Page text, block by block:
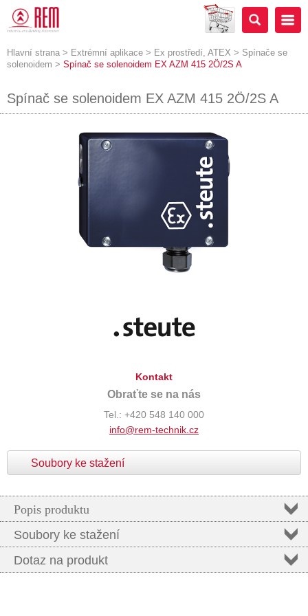
Hlavní strana > Extrémní aplikace > Ex prostředí, ATEX > Spínače se
solenoidem > Spínač se solenoidem EX AZM 415 2Ö/2S A
Spínač se solenoidem EX AZM 415 2Ö/2S A
Kontakt
Obraťte se na nás
Tel.: +420 548 140 000
info@rem-technik.cz
Soubory ke stažení
Popis produktu
Soubory ke stažení
Dotaz na produkt